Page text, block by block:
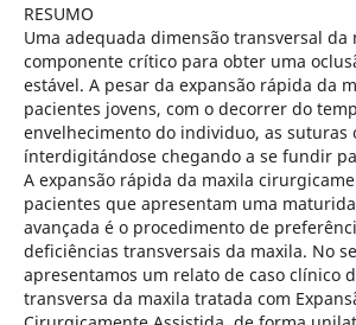
RESUMO
Uma adequada dimensão transversal da
componente crítico para obter uma
estável. A pesar da expansão rápida da
pacientes jovens, com o decorrer do
envelhecimento do individuo, as suturas
ínterdigitándose chegando a se fundir
A expansão rápida da maxila
pacientes que apresentam uma
avançada é o procedimento de
deficiências transversais da maxila. No
apresentamos um relato de caso clínico
transversa da maxila tratada com